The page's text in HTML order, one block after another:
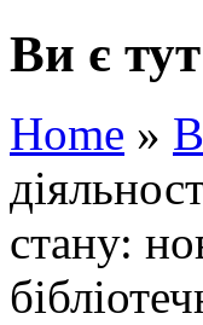
Ви є тут
Home »
стану: